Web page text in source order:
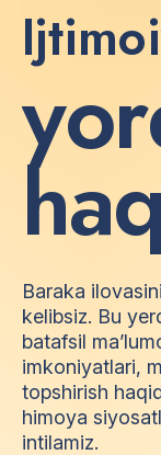
yor
haq
Baraka
kelibsiz. Bu
batafsil
imkoniyatlari,
topshirish
himoya
intilamiz.